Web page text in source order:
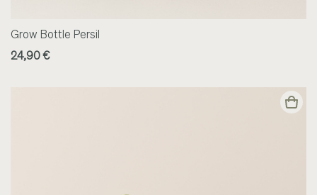
Grow Bottle Persil
24,90 €